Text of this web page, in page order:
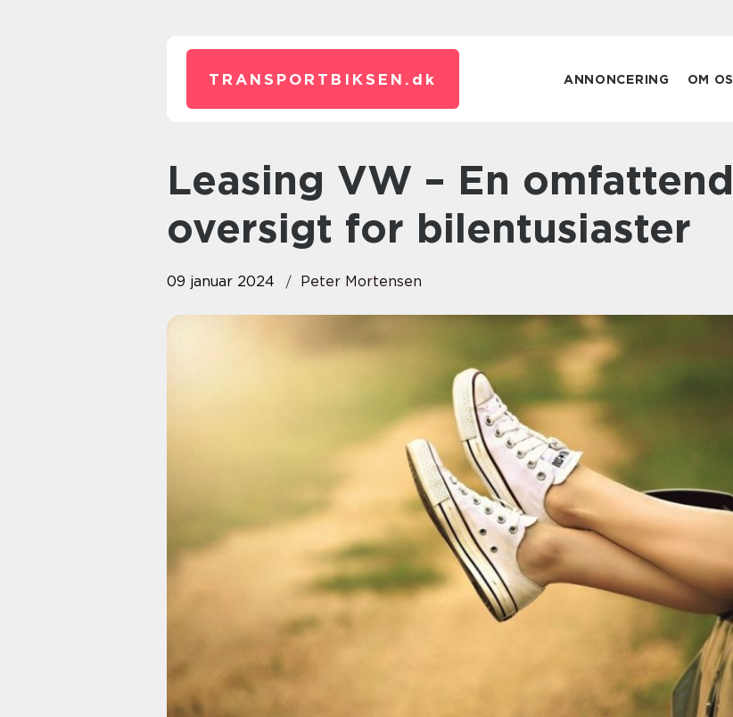
TRANSPORTBIKSEN. dk ANNONCERING OM OS
Leasing VW – En omfattende
oversigt for bilentusiaster
09 januar 2024 Peter Mortensen